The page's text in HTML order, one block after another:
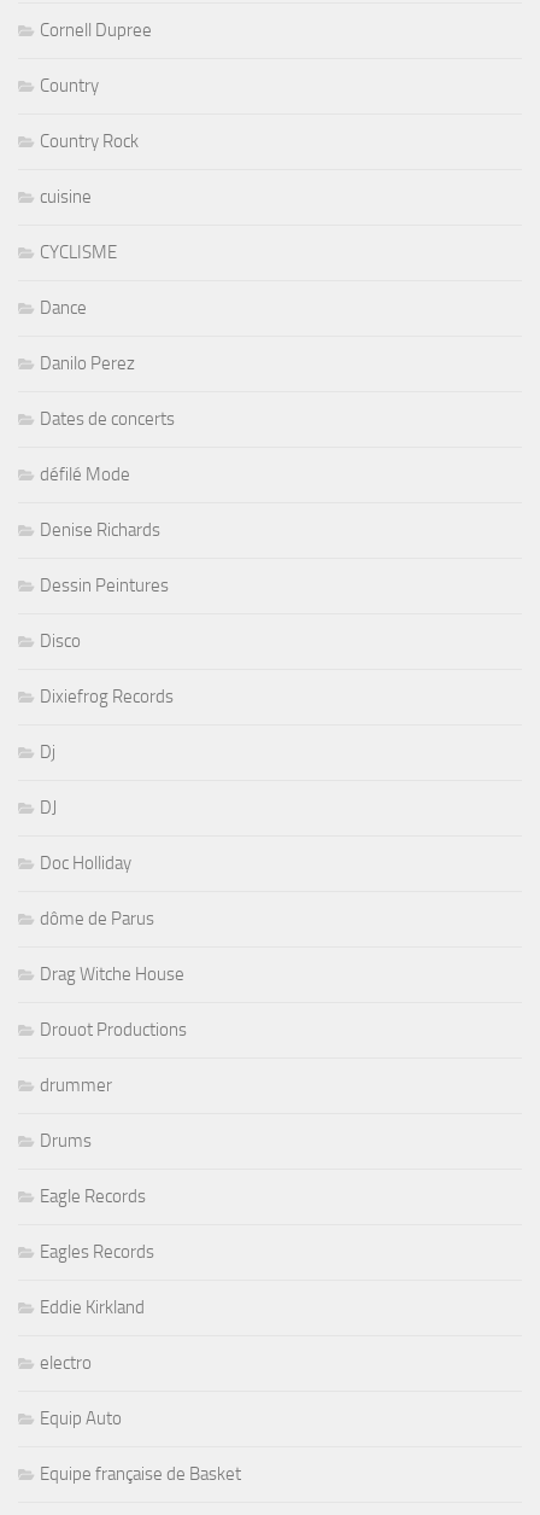
Cornell Dupree
Country
Country Rock
cuisine
CYCLISME
Dance
Danilo Perez
Dates de concerts
défilé Mode
Denise Richards
Dessin Peintures
Disco
Dixiefrog Records
Dj
DJ
Doc Holliday
dôme de Parus
Drag Witche House
Drouot Productions
drummer
Drums
Eagle Records
Eagles Records
Eddie Kirkland
electro
Equip Auto
Equipe française de Basket